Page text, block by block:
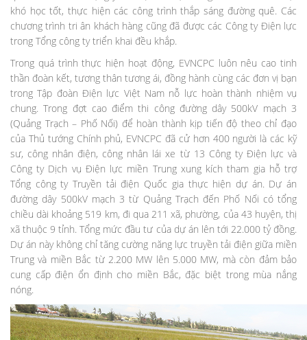
khó học tốt, thực hiện các công trình thắp sáng đường quê. Các
chương trình tri ân khách hàng cũng đã được các Công ty Điện lực
trong Tổng công ty triển khai đều khắp.
Trong quá trình thực hiện hoạt động, EVNCPC luôn nêu cao tinh
thần đoàn kết, tương thân tương ái, đồng hành cùng các đơn vị bạn
trong Tập đoàn Điện lực Việt Nam nỗ lực hoàn thành nhiệm vụ
chung. Trong đợt cao điểm thi công đường dây 500kV mạch 3
(Quảng Trạch – Phố Nối) để hoàn thành kịp tiến độ theo chỉ đạo
của Thủ tướng Chính phủ, EVNCPC đã cử hơn 400 người là các kỹ
sư, công nhân điện, công nhân lái xe từ 13 Công ty Điện lực và
Công ty Dịch vụ Điện lực miền Trung xung kích tham gia hỗ trợ
Tổng công ty Truyền tải điện Quốc gia thực hiện dự án. Dự án
đường dây 500kV mạch 3 từ Quảng Trạch đến Phố Nối có tổng
chiều dài khoảng 519 km, đi qua 211 xã, phường, của 43 huyện, thị
xã thuộc 9 tỉnh. Tổng mức đầu tư của dự án lên tới 22.000 tỷ đồng.
Dự án này không chỉ tăng cường năng lực truyền tải điện giữa miền
Trung và miền Bắc từ 2.200 MW lên 5.000 MW, mà còn đảm bảo
cung cấp điện ổn định cho miền Bắc, đặc biệt trong mùa nắng
nóng.